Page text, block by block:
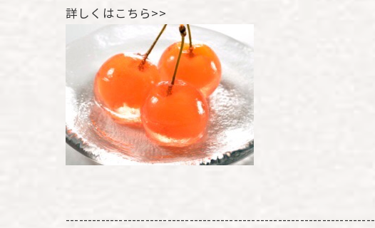
詳しくはこちら>>
----------------------------------------------------------------------